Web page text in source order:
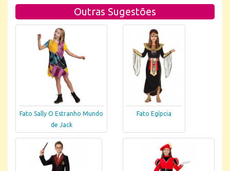
Outras Sugestões
Fato Sally O Estranho Mundo
de Jack
Fato Egípcia